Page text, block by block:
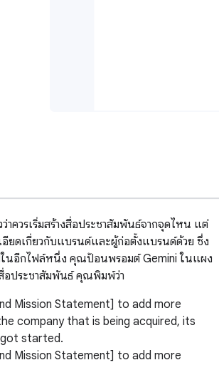
ควรเริ่มสร้างสื่อประชาสัมพันธ์จากจุดไหน แต่
อียดเกี่ยวกับแบรนด์และผู้ก่อตั้งแบรนด์ด้วย ซึ่ง
นอีกไฟล์หนึ่ง คุณป้อนพรอมต์ Gemini ในแผง
อประชาสัมพันธ์ คุณพิมพ์ว่า
Mission Statement] to add more
company that is being acquired, its
got started.
Mission Statement] to add more